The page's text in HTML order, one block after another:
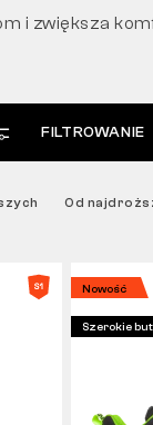
i zwiększa
FILTROWANIE
Od
Nowość
Szerokie